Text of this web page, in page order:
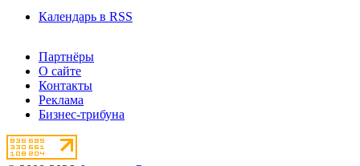
Календарь в RSS
Партнёры
О сайте
Контакты
Реклама
Бизнес-трибуна